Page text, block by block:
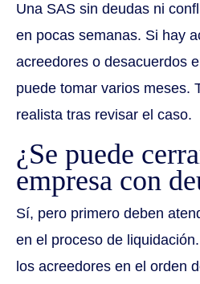
Una SAS sin deudas ni
en pocas semanas. Si hay
acreedores o desacuerdos
puede tomar varios meses.
realista tras revisar el caso.
¿Se puede
empresa con
Sí, pero primero deben
en el proceso de
los acreedores en el orden